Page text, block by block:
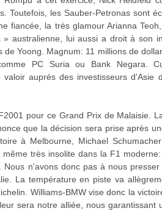
Toutefois, les Sauber-Petronas sont
fiancée, la très glamour Arianna
australienne, lui aussi a droit à son
Yoong. Magnum: 11 millions de
PC Suria ou Bank Negara.
auprès des investisseurs d'Asie
pour ce Grand Prix de Malaisie.
que la décision sera prise après
à Melbourne, Michael
très insolite dans la F1
n'avons donc pas à nous
La température en piste va
Williams-BMW vise donc la
sera notre alliée, nous garantissant